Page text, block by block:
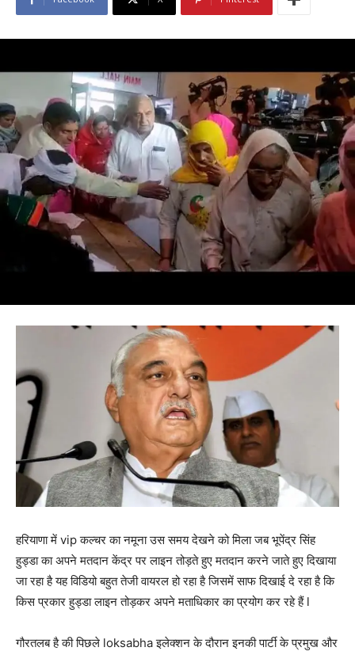
हरियाणा में vip कल्चर का नमूना उस समय देखने को मिला जब भूपेंद्र सिंह
हुड्डा का अपने मतदान केंद्र पर लाइन तोड़ते हुए मतदान करने जाते हुए दिखाया
जा रहा है यह विडियो बहुत तेजी वायरल हो रहा है जिसमें साफ दिखाई दे रहा है कि
किस प्रकार हुड्डा लाइन तोड़कर अपने मताधिकार का प्रयोग कर रहे हैं l
गौरतलब है की पिछले loksabha इलेक्शन के दौरान इनकी पार्टी के प्रमुख और